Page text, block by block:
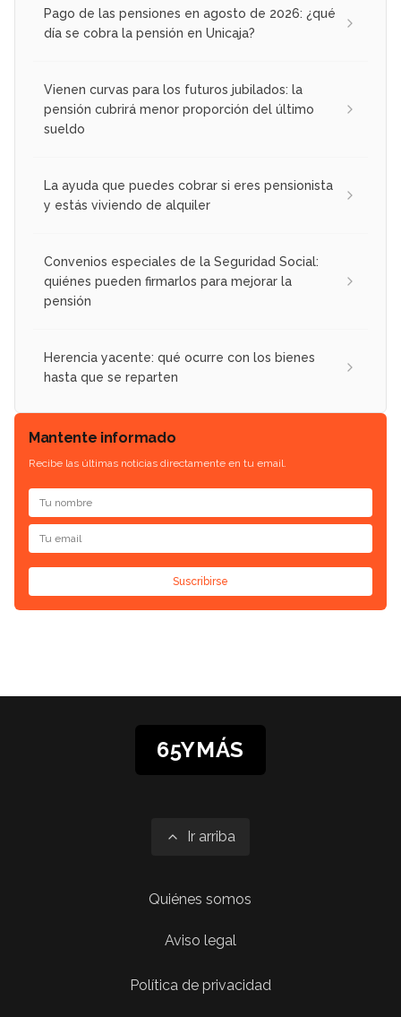
Pago de las pensiones en agosto de 2026: ¿qué
día se cobra la pensión en Unicaja?
Vienen curvas para los futuros jubilados: la
pensión cubrirá menor proporción del último
sueldo
La ayuda que puedes cobrar si eres pensionista
y estás viviendo de alquiler
Convenios especiales de la Seguridad Social:
quiénes pueden firmarlos para mejorar la
pensión
Herencia yacente: qué ocurre con los bienes
hasta que se reparten
Mantente informado
Recibe las últimas noticias directamente en tu email.
Suscribirse
65YMÁS
Ir arriba
Quiénes somos
Aviso legal
Política de privacidad